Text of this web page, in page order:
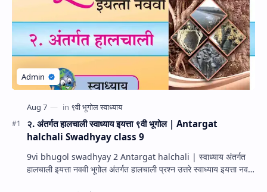
२. अंतर्गत हालचाली स्वाध्याय इयत्ता ९वी भूगोल | Antargat
halchali Swadhyay class 9
9vi bhugol swadhyay 2 Antargat halchali | स्वाध्याय अंतर्गत
हालचाली इयत्ता नववी भूगोल अंतर्गत हालचाली प्रश्न उत्तरे स्वाध्याय इयत्ता नववी